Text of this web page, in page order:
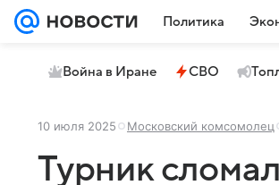
Политика
Война в Иране СВО
10 июля 2025 Московский комсомолец
Турник